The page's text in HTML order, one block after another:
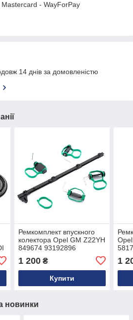
- WayForPay
14 днів за домовленістю
Ремкомплект впускного
колектора Opel GM Z22YH
849674 93192896
1 200₴
Купити
1
новинки